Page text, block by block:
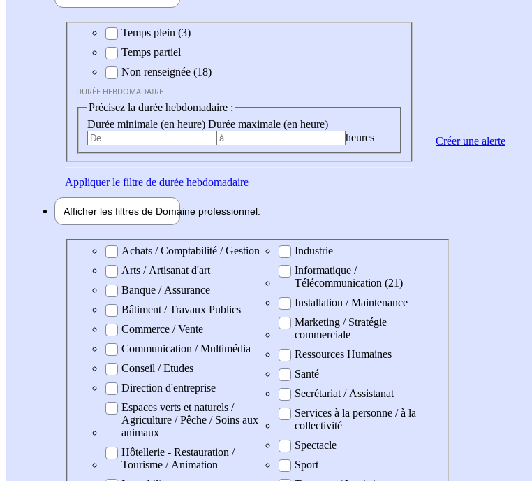
Durée hebdomadaire
Temps plein (3)
Temps partiel
Non renseignée (18)
DURÉE HEBDOMADAIRE
Précisez la durée hebdomadaire :
Durée minimale (en heure) Durée maximale (en heure)
heures
Appliquerle filtre de durée hebdomadaire
Afficher les filtres de Domaine professionnel
Domaine professionel
Achats / Comptabilité / Gestion
Arts / Artisanat d'art
Banque / Assurance
Bâtiment / Travaux Publics
Commerce / Vente
Communication / Multimédia
Conseil / Etudes
Direction d'entreprise
Espaces verts et naturels /
Agriculture / Pêche / Soins aux
animaux
Hôtellerie - Restauration /
Tourisme / Animation
Industrie
Informatique /
Télécommunication (21)
Installation / Maintenance
Marketing / Stratégie
commerciale
Ressources Humaines
Santé
Secrétariat / Assistanat
Services à la personne / à la
collectivité
Spectacle
Sport
Créer une alerte